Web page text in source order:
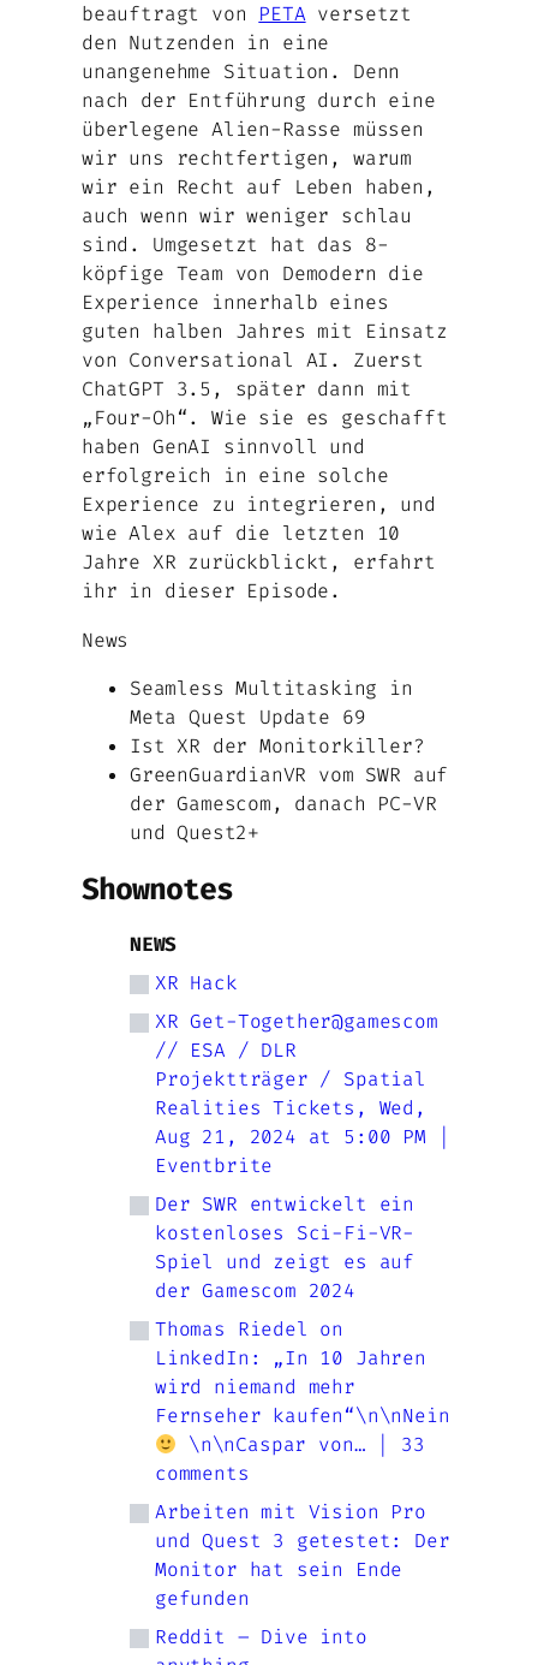
beauftragt von PETAversetzt
den Nutzenden in eine
unangenehme Situation. Denn
nach der Entführung durch eine
überlegene Alien-Rasse müssen
wir uns rechtfertigen, warum
wir ein Recht auf Leben haben,
auch wenn wir weniger schlau
sind. Umgesetzt hat das 8-
köpfige Team von Demodern die
Experience innerhalb eines
guten halben Jahres mit Einsatz
von Conversational AI. Zuerst
ChatGPT 3.5, später dann mit
„Four-Oh“. Wie sie es geschafft
haben GenAI sinnvoll und
erfolgreich in eine solche
Experience zu integrieren, und
wie Alex auf die letzten 10
Jahre XR zurückblickt, erfahrt
ihr in dieser Episode.
News
Seamless Multitasking in
Meta Quest Update 69
Ist XR der Monitorkiller?
GreenGuardianVR vom SWR auf
der Gamescom, danach PC-VR
und Quest2+
Shownotes
NEWS
XR Hack
XR Get-Together@gamescom
// ESA / DLR
Projektträger / Spatial
Realities Tickets, Wed,
Aug 21, 2024 at 5:00 PM |
Eventbrite
Der SWR entwickelt ein
kostenloses Sci-Fi-VR-
Spiel und zeigt es auf
der Gamescom 2024
Thomas Riedel on
LinkedIn: „In 10 Jahren
wird niemand mehr
Fernseher kaufen“\n\nNein
\n\nCaspar von… | 33
comments
Arbeiten mit Vision Pro
und Quest 3 getestet: Der
Monitor hat sein Ende
gefunden
Reddit – Dive into